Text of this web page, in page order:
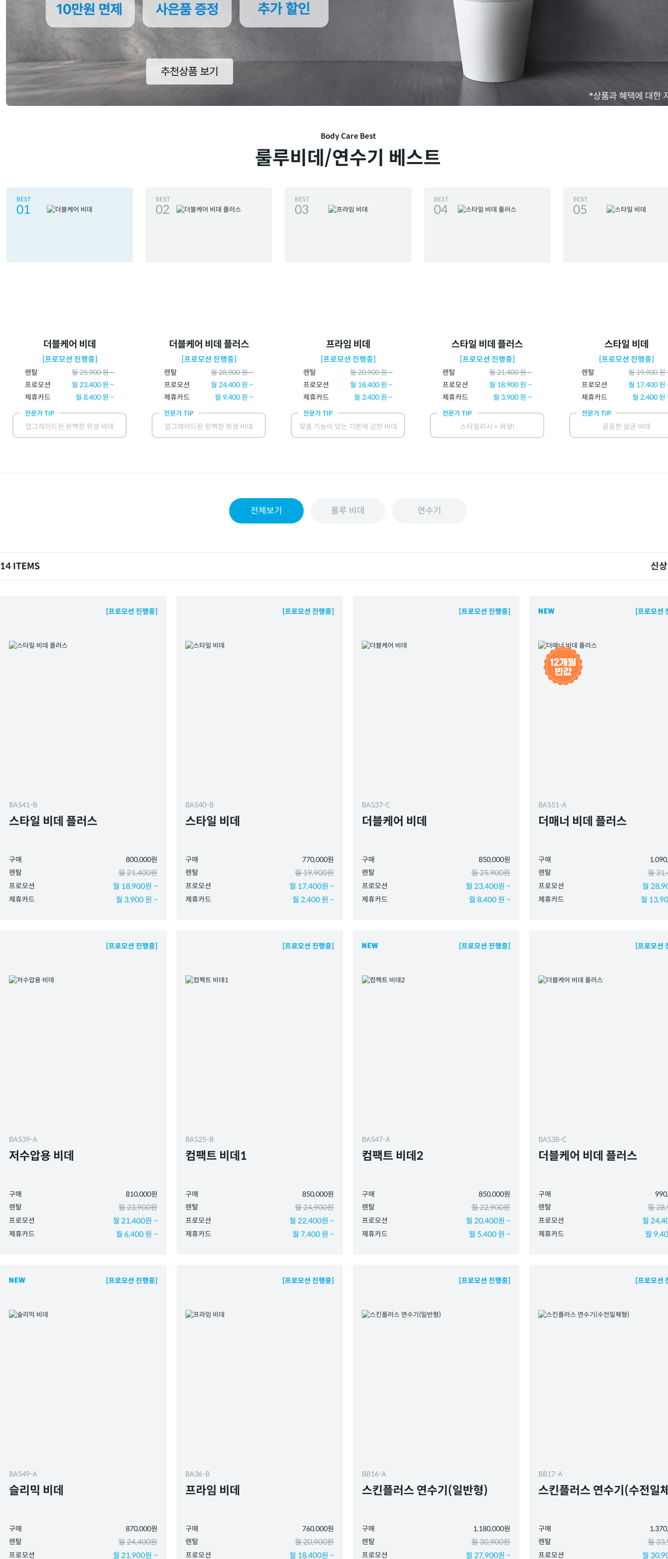
Body Care Best
룰루비데/연수기 베스트
BEST
01
더블케어 비데
[프로모션 진행중]
렌탈 월25,900원 ~
프로모션
월 23,400원 ~
제휴카드
월 8,400원 ~
전문가 TIP
업그레이드된 완벽한 위생 비데
BEST
02
더블케어 비데 플러스
[프로모션 진행중]
렌탈 월28,900원 ~
프로모션
월 24,400원 ~
제휴카드
월 9,400원 ~
전문가 TIP
업그레이드된 완벽한 위생 비데
BEST
03
프라임 비데
[프로모션 진행중]
렌탈 월20,900원 ~
프로모션
월 18,400원 ~
제휴카드
월 3,400원 ~
전문가 TIP
맞춤 기능이 있는 기본에 강한 비데
BEST
04
스타일 비데 플러스
[프로모션 진행중]
렌탈 월21,400원 ~
프로모션
월 18,900원 ~
제휴카드
월 3,900원 ~
전문가 TIP
스타일리시 + 위생!
BEST
05
스타일 비데
[프로모션 진행중]
렌탈 월19,900원
프로모션
월 17,400원
제휴카드
월 2,400원
전문가 TIP
꼼꼼한 살균 비데
전체보기 룰루 비데 연수기
14 ITEMS 신
[프로모션 진행중]
BAS41-B
스타일 비데 플러스
구매
800,000원
렌탈
월 21,400원
프로모션 월 18,900원 ~
제휴카드 월 3,900 원 ~
[프로모션 진행중]
BAS40-B
스타일 비데
구매
770,000원
렌탈
월 19,900원
프로모션 월 17,400원 ~
제휴카드 월 2,400 원 ~
[프로모션 진행중]
BAS37-C
더블케어 비데
구매
850,000원
렌탈
월 25,900원
프로모션 월 23,400원 ~
제휴카드 월 8,400 원 ~
[프로모션
BAS51-A
더매너 비데 플러스
구매
렌탈
월
프로모션 월
제휴카드 월
[프로모션 진행중]
BAS39-A
저수압용 비데
구매
810,000원
렌탈
월 23,900원
프로모션 월 21,400원 ~
제휴카드 월 6,400 원 ~
[프로모션 진행중]
BAS25-B
컴팩트 비데1
구매
850,000원
렌탈
월 24,900원
프로모션 월 22,400원 ~
제휴카드 월 7,400 원 ~
[프로모션 진행중]
BAS47-A
컴팩트 비데2
구매
850,000원
렌탈
월 22,900원
프로모션 월 20,400원 ~
제휴카드 월 5,400 원 ~
[프로모션
BAS38-C
더블케어 비데 플러스
구매
렌탈
월
프로모션 월
제휴카드 월
[프로모션 진행중]
BAS49-A
슬리믹 비데
구매
870,000원
렌탈
월 24,400원
프로모션 월 21,900원 ~
[프로모션 진행중]
BA36-B
프라임 비데
구매
760,000원
렌탈
월 20,900원
프로모션 월 18,400원 ~
[프로모션 진행중]
BB16-A
스킨플러스 연수기(일반형)
구매
1,180,000원
렌탈
월 30,900원
프로모션 월 27,900원 ~
[프로모션
BB17-A
스킨플러스 연수기(수전일
구매
렌탈
월
프로모션 월